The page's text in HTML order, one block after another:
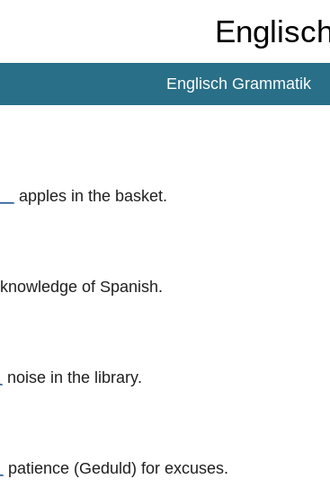
Englisch Grammatik
apples in the basket.
knowledge of Spanish.
noise in the library.
patience (Geduld) for excuses.